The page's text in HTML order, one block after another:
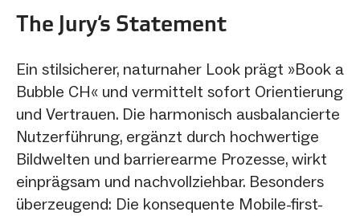
The Jury‘s Statement
Ein stilsicherer, naturnaher Look prägt »Book a
Bubble CH« und vermittelt sofort Orientierung
und Vertrauen. Die harmonisch ausbalancierte
Nutzerführung, ergänzt durch hochwertige
Bildwelten und barrierearme Prozesse, wirkt
einprägsam und nachvollziehbar. Besonders
überzeugend: Die konsequente Mobile-first-